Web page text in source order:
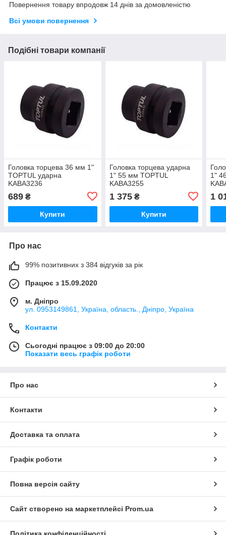
Повернення товару впродовж 14 днів за домовленістю
Всі умови повернення
Подібні товари компанії
Головка торцева 36 мм 1"
TOPTUL ударна
KABA3236
689 ₴
Купити
Головка торцева ударна
1" 55 мм TOPTUL
KABA3255
1 375₴
Купити
1"
1
Про нас
99% позитивних з 384 відгуків за рік
Працює з 15.09.2020
м. Дніпро
ул. 0953149861, Україна, область., Дніпро, Україна
Контакти
Сьогодні працює з 09:00 до 20:00
Показати весь графік роботи
Про нас
Контакти
Доставка та оплата
Графік роботи
Повна версія сайту
Сайт створено на маркетплейсі Prom.ua